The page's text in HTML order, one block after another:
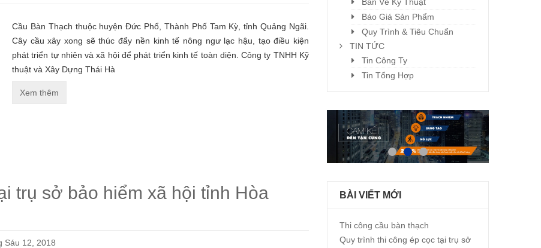
Cầu Bàn Thạch thuộc huyện Đức Phổ, Thành Phố Tam Kỳ, tỉnh Quảng Ngãi.
Cây cầu xây xong sẽ thúc đẩy nền kinh tế nông ngư lạc hậu, tạo điều kiện
phát triển tự nhiên và xã hội để phát triển kinh tế toàn diện. Công ty TNHH Kỹ
thuật và Xây Dựng Thái Hà
Xem thêm
trụ sở bảo hiểm xã hội tỉnh Hòa
Sáu 12, 2018
Báo Giá Sản Phẩm
Quy Trình & Tiêu Chuẩn
TIN TỨC
Tin Công Ty
Tin Tổng Hợp
BÀI VIẾT MỚI
Thi công cầu bàn thạch
Quy trình thi công ép cọc tại trụ sở